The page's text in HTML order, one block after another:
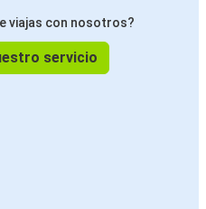
viajas con nosotros?
servicio